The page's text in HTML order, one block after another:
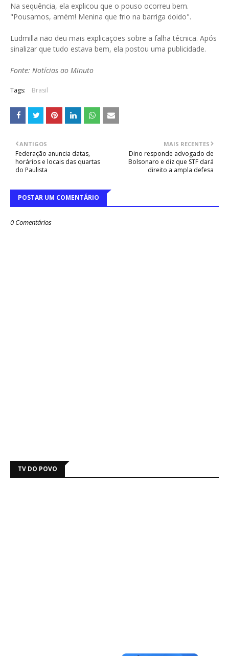
Na sequência, ela explicou que o pouso ocorreu bem.
"Pousamos, amém! Menina que frio na barriga doido".
Ludmilla não deu mais explicações sobre a falha técnica. Após
sinalizar que tudo estava bem, ela postou uma publicidade.
Fonte: Notícias ao Minuto
Tags: Brasil
MAIS RECENTES
Dino responde advogado de
Bolsonaro e diz que STF dará
direito a ampla defesa
ANTIGOS
Federação anuncia datas,
horários e locais das quartas
do Paulista
POSTAR UM COMENTÁRIO
0 Comentários
TV DO POVO